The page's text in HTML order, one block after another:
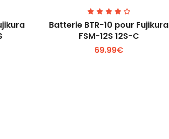
Voir plus +
Batterie BTR-10 pour Fujikura
FSM-12S 12S-C
69.99€